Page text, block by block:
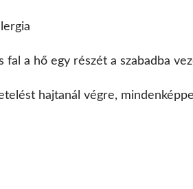
a hő egy részét a szabadba
hajtanál végre,